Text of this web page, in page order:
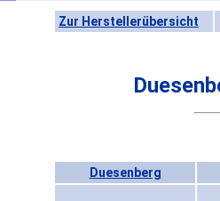
Zur Herstellerübersicht
Duesenberg